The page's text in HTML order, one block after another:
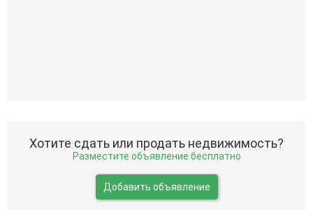
Хотите сдать или продать недвижимость?
Разместите объявление бесплатно
Добавить объявление